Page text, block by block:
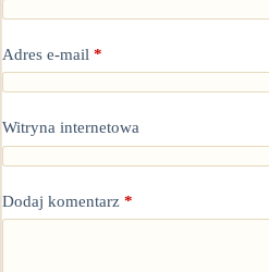
Adres e-mail *
Witryna internetowa
Dodaj komentarz *